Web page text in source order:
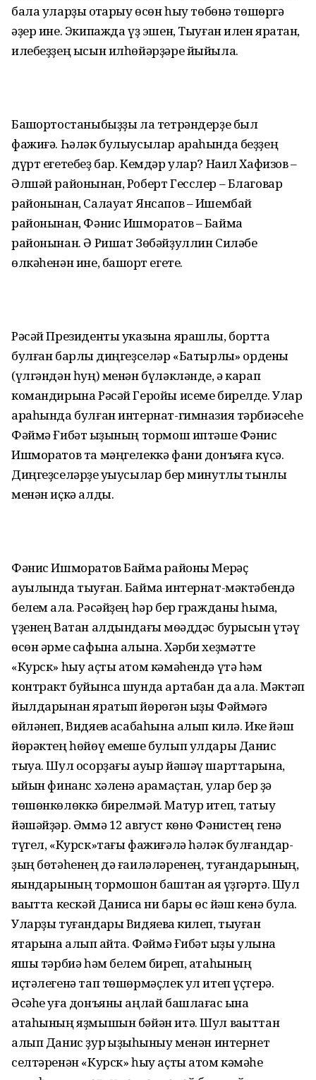
бала уларҙы ҡотҡарыу өсөн һыу төбөнә төшөргә
әҙер ине. Экипажда үҙ эшен, Тыуған илен яратҡан,
илебеҙҙең ысын илһөйәрҙәре йыйыла.
Башҡортостаныбыҙҙы ла тетрәндерҙе был
фажиғә. Һәләк булыусылар араһында беҙҙең
дүрт егетебеҙ бар. Кемдәр улар? Наил Хафизов –
Әлшәй районынан, Роберт Гесслер – Благовар
районынан, Салауат Янсапов – Ишембай
районынан, Фәнис Ишморатов – Баймаҡ
районынан. Ә Ришат Зөбәйҙуллин Силәбе
өлкәһенән ине, башҡорт егете.
Рәсәй Президенты указына ярашлы, бортта
булған барлыҡ диңгеҙселәр «Батырлыҡ» ордены
(үлгәндән һуң) менән бүләкләнде, ә карап
командирына Рәсәй Геройы исеме бирелде. Улар
араһында булған интернат-гимназия тәрбиәсеһе
Фәймә Ғибәт ҡыҙының тормош иптәше Фәнис
Ишморатов та мәңгелеккә фани донъяға күсә.
Диңгеҙселәрҙе уҡыусылар бер минутлыҡ тынлыҡ
менән иҫкә алды.
Фәнис Ишморатов Баймаҡ районы Мерәҫ
ауылында тыуған. Баймаҡ интернат-мәктәбендә
белем ала. Рәсәйҙең һәр бер гражданы һымаҡ,
үҙенең Ватан алдындағы мөҡәддәс бурысын үтәү
өсөн әрме сафына алына. Хәрби хеҙмәтте
«Курск» һыу аҫты атом кәмәһендә үтә һәм
контракт буйынса шунда артабан да ҡала. Мәктәп
йылдарынан яратып йөрөгән ҡыҙы Фәймәгә
өйләнеп, Видяев ҡасабаһына алып килә. Ике йәш
йөрәктең һөйөү емеше булып улдары Данис
тыуа. Шул осорҙағы ауыр йәшәү шарттарына,
ҡыйын финанс хәленә ҡарамаҫтан, улар бер ҙә
төшөнкөлөккә бирелмәй. Матур итеп, татыу
йәшәйҙәр. Әммә 12 август көнө Фәнистең генә
түгел, «Курск»тағы фажиғәлә һәләк булғандар­
ҙың бөтәһенең дә ғаиләләренең, туғандарының,
яҡындарының тормошон баштан аяҡ үҙгәртә. Шул
ваҡытта кескәй Данисҡа ни бары өс йәш кенә була.
Уларҙы туғандары Видяевҡа килеп, тыуған
яҡтарына алып ҡайта. Фәймә Ғибәт ҡыҙы улына
яҡшы тәрбиә һәм белем биреп, атаһының
иҫтәлегенә тап төшөрмәҫлек ул итеп үҫтерә.
Әсәһе уға донъяны аңлай башлағас ҡына
атаһының яҙмышын бәйән итә. Шул ваҡыттан
алып Данис ҙур ҡыҙыҡһыныу менән интернет
селтәренән «Курск» һыу аҫты атом кәмәһе